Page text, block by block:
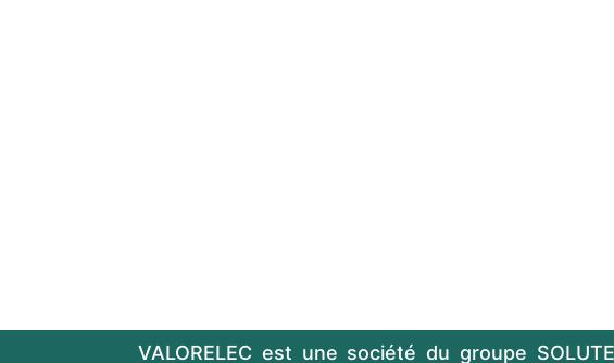
VALORELEC est une société du groupe